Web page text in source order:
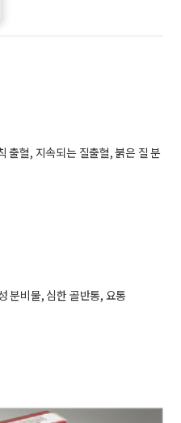
출혈, 지속되는 질출혈, 붉은 질 분
분비물, 심한 골반통, 요통